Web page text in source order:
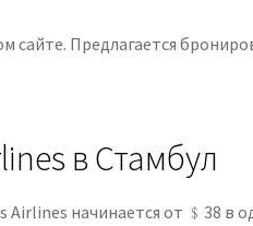
Предлагается
в Стамбул
начинается от ﹩38 в